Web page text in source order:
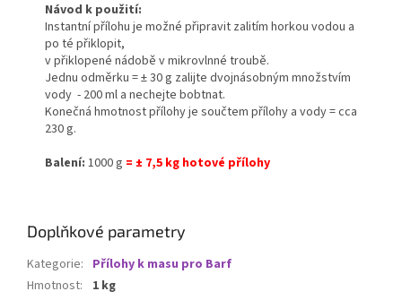
Návod k použití:
Instantní přílohu je možné připravit zalitím horkou vodou a
po té přiklopit,
v přiklopené nádobě v mikrovlnné troubě.
Jednu odměrku = ± 30 g zalijte dvojnásobným množstvím
vody - 200 ml a nechejte bobtnat.
Konečná hmotnost přílohy je součtem přílohy a vody = cca
230 g.
Balení: 1000 g = ± 7,5 kg hotové přílohy
Doplňkové parametry
Kategorie: Přílohy k masu pro Barf
Hmotnost:
1 kg